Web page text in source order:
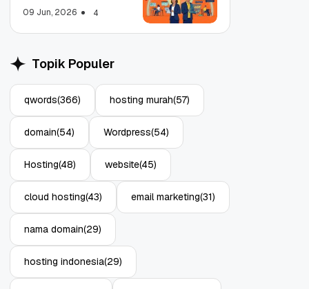
09 Jun, 2026 4
Topik Populer
qwords(366) hosting murah(57)
domain(54) Wordpress(54)
Hosting(48) website(45)
cloud hosting(43) email marketing(31)
nama domain(29)
hosting indonesia(29)